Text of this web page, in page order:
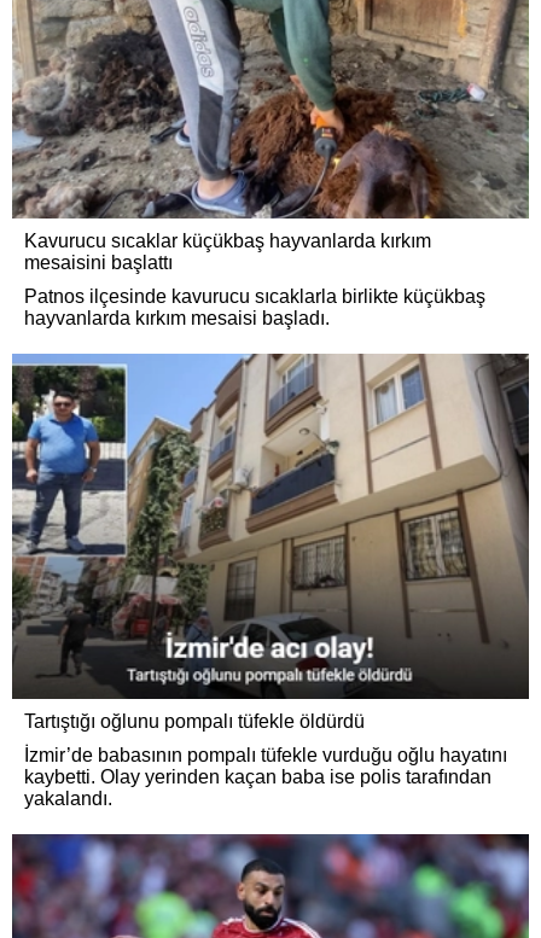
Kavurucu sıcaklar küçükbaş hayvanlarda kırkım
mesaisini başlattı
Patnos ilçesinde kavurucu sıcaklarla birlikte küçükbaş
hayvanlarda kırkım mesaisi başladı.
Tartıştığı oğlunu pompalı tüfekle öldürdü
İzmir’de babasının pompalı tüfekle vurduğu oğlu hayatını
kaybetti. Olay yerinden kaçan baba ise polis tarafından
yakalandı.